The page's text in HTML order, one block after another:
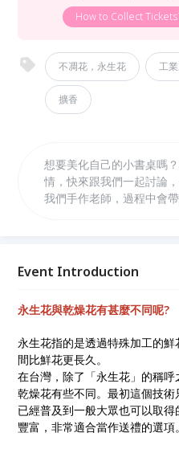
How to Collect
不凋花，永生花 工
擴香
想要美化自己的小書桌嗎
情，快來跟我們一起討論
我們手作老師，過程中會
驗美所帶來的不同層次。
Event Introduction
永生花與乾燥花有甚麼不同呢?
永生花指的是透過特殊加工的
間比鮮花更長久。
在台灣，除了「永生花」的稱
乾燥花有些不同。最初這個技
已經普及到一般大眾也可以取
豐富，非常適合當作送禮的選項